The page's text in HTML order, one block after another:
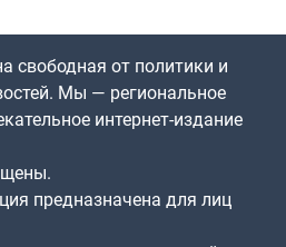
свободная от политики и
Мы — региональное
интернет-издание
предназначена для лиц